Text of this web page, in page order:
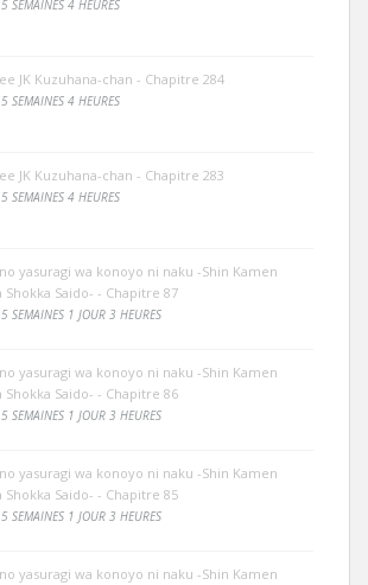
SEMAINES 4 HEURES
JK Kuzuhana-chan - Chapitre 284
SEMAINES 4 HEURES
JK Kuzuhana-chan - Chapitre 283
SEMAINES 4 HEURES
yasuragi wa konoyo ni naku -Shin Kamen
Shokka Saido- - Chapitre 87
SEMAINES 1 JOUR 3 HEURES
yasuragi wa konoyo ni naku -Shin Kamen
Shokka Saido- - Chapitre 86
SEMAINES 1 JOUR 3 HEURES
yasuragi wa konoyo ni naku -Shin Kamen
Shokka Saido- - Chapitre 85
SEMAINES 1 JOUR 3 HEURES
yasuragi wa konoyo ni naku -Shin Kamen